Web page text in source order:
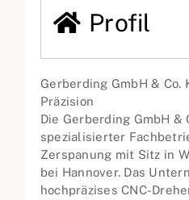
Profil
Gerberding GmbH & Co.
Präzision
Die Gerberding GmbH &
spezialisierter
Zerspanung mit Sitz in
bei Hannover. Das
hochpräzises CNC-